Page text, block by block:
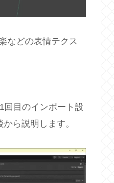
などの表情テクス
回目のインポート設
ら説明します。